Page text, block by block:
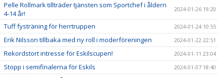
Pelle Rollmark tillträder tjänsten som Sportchef i åldern
4-14 år!
2024-01-26 19:20
Tuff fysträning för herrtruppen 2024-01-24 10:55
Erik Nilsson tillbaka med ny roll i moderföreningen 2024-01-22 22:51
Rekordstort intresse för Eskilscupen! 2024-01-11 23:04
Stopp i semifinalerna för Eskils 2024-01-07 18:40